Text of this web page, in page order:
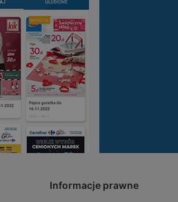
Informacje prawne